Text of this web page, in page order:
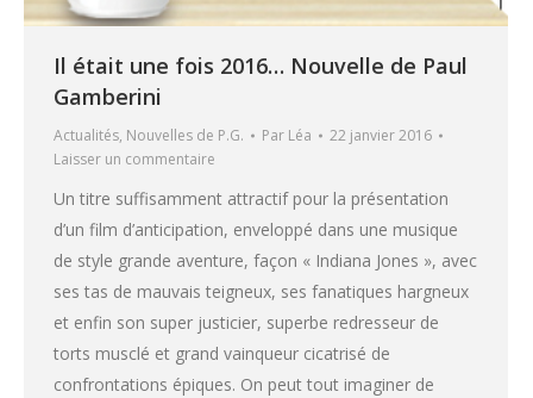
Il était une fois 2016… Nouvelle de Paul
Gamberini
Actualités, Nouvelles de P.G. Par Léa
22 janvier 2016
Laisser un commentaire
Un titre suffisamment attractif pour la présentation
d’un film d’anticipation, enveloppé dans une musique
de style grande aventure, façon « Indiana Jones », avec
ses tas de mauvais teigneux, ses fanatiques hargneux
et enfin son super justicier, superbe redresseur de
torts musclé et grand vainqueur cicatrisé de
confrontations épiques. On peut tout imaginer de